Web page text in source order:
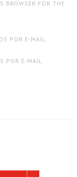
BROWSER FOR THE
POR E-MAIL.
POR E-MAIL.